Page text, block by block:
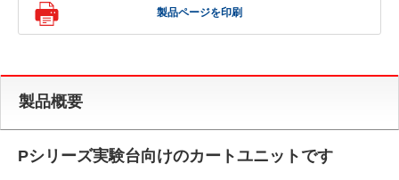
製品ページを印刷
製品概要
Pシリーズ実験台向けのカートユニットです